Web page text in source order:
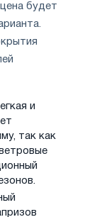
будет
и
так как